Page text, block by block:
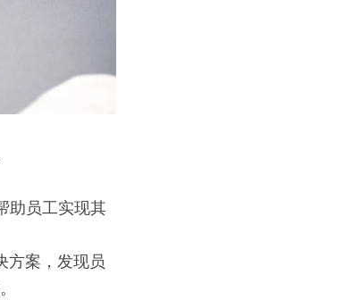
助员工实现其
方案，发现员